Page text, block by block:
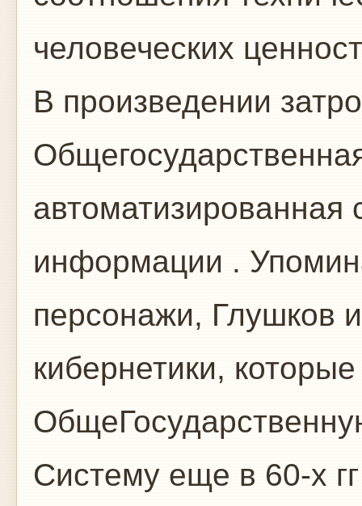
человеческих
В произведении
автоматизированная
информации .
персонажи, Глушков
кибернетики,
Систему еще в 60-х